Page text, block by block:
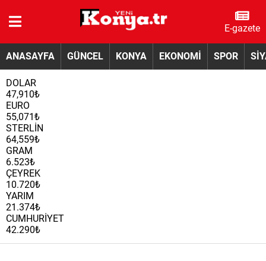
E-gazete
ANASAYFA GÜNCEL KONYA EKONOMİ SPOR
DOLAR
47,910₺
EURO
55,071₺
STERLİN
64,559₺
GRAM
6.523₺
ÇEYREK
10.720₺
YARIM
21.374₺
CUMHURİYET
42.290₺